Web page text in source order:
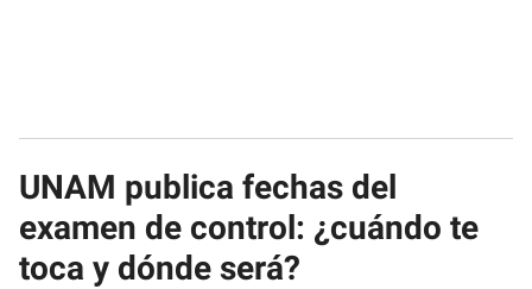
UNAM publica fechas del
examen de control: ¿cuándo te
toca y dónde será?